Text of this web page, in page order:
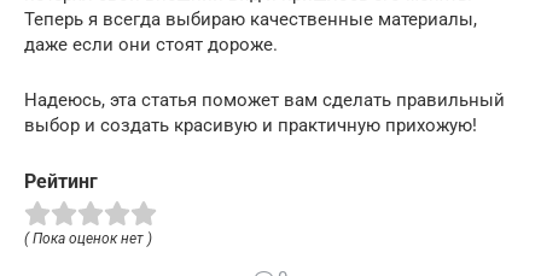
Теперь я всегда выбираю качественные материалы,
даже если они стоят дороже.
Надеюсь, эта статья поможет вам сделать правильный
выбор и создать красивую и практичную прихожую!
Рейтинг
( Пока оценок нет )